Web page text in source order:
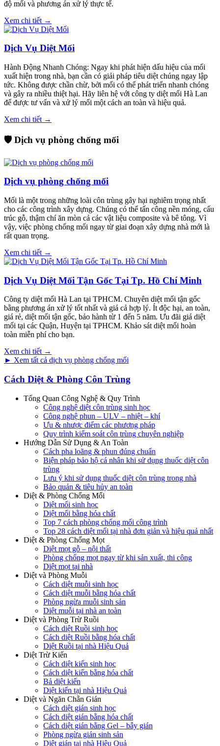
độ mối và phương án xử lý thực tế.
Xem chi tiết →
Dịch Vụ Diệt Mối
Hành Động Nhanh Chóng: Ngay khi phát hiện dấu hiệu của mối
xuất hiện trong nhà, bạn cần có giải pháp tiêu diệt chúng ngay lập
tức. Không được chần chừ, bởi mối có thể phát triển nhanh chóng
và gây ra nhiều thiệt hại. Hãy liên hệ với công ty diệt mối Hà Lan
để được tư vấn và xử lý mối một cách an toàn và hiệu quả.
Xem chi tiết →
🛡️ Dịch vụ phòng chống mối
Dịch vụ phòng chống mối
Mối là một trong những loài côn trùng gây hại nghiêm trọng nhất
cho các công trình xây dựng. Chúng có thể tấn công nền móng, cấu
trúc gỗ, thậm chí ăn mòn cả các vật liệu composite và bê tông. Vì
vậy, việc phòng chống mối ngay từ giai đoạn xây dựng nhà mới là
rất quan trọng.
Xem chi tiết →
Dịch Vụ Diệt Mối Tận Gốc Tại Tp. Hồ Chí Minh
Công ty diệt mối Hà Lan tại TPHCM. Chuyên diệt mối tận gốc
bằng phương án xử lý tốt nhất và giá cả hợp lý. Ít độc hại, an toàn,
giá rẻ, diệt mối tận gốc, bảo hành từ 1 đến 5 năm. Ưu đãi giá diệt
mối tại các Quận, Huyện tại TPHCM. Khảo sát diệt mối hoàn
toàn miễn phí cho bạn.
Xem chi tiết →
► Xem tất cả dịch vụ phòng chống mối
Cách Diệt & Phòng Côn Trùng
Tổng Quan Công Nghệ & Quy Trình
Công nghệ diệt côn trùng sinh học
Công nghệ phun – ULV – nhiệt – khí
Ưu & nhược điểm các phương pháp
Quy trình kiểm soát côn trùng chuyên nghiệp
Hướng Dẫn Sử Dụng & An Toàn
Cách pha loãng & phun đúng chuẩn
Biện pháp bảo hộ cá nhân khi sử dụng thuốc diệt côn
trùng
Lưu ý khi sử dụng thuốc diệt côn trùng trong nhà
Bảo quản & tiêu hủy an toàn
Diệt & Phòng Chống Mối
Diệt mối sinh học
Diệt mối bằng hóa chất
Top 7 cách phòng chống mối công trình
Top 28 cách diệt mối tại nhà đơn giản và hiệu quả nhất
Diệt & Phòng Chống Mọt
Diệt mọt gỗ – nội thất
Phòng chống mọt ngay từ khi sản xuất, thi công
Diệt mọt tại nhà
Diệt và Phòng Muỗi
Cách diệt muỗi sinh học
Cách diệt muỗi bằng hóa chất
Phòng ngừa muỗi sinh sản
Diệt muỗi tại nhà an toàn
Diệt và Phòng Trừ Ruồi
Cách diệt Ruồi sinh học
Cách diệt Ruồi bằng hóa chất
Diệt Ruồi tại nhà Hiệu Quả
Diệt Trừ Kiến
Cách diệt kiến sinh học
Cách diệt kiến bằng hóa chất
Bả diệt kiến
Diệt kiến tại nhà Hiệu Quả
Diệt và Ngăn Chẵn Gián
Cách diệt gián sinh học
Cách diệt gián bằng hóa chất
Cách diệt gián bằng Gel – bẫy gián
Phòng ngừa gián sinh sản
Diệt gián tại nhà Hiệu Quả